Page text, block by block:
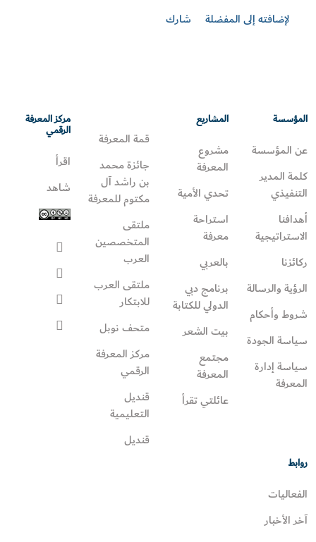
لإضافته إلى المفضلة
شارك
المؤسسة
عن المؤسسة
كلمة المدير
التنفيذي
أهدافنا
الاستراتيجية
ركائزنا
الرؤية والرسالة
شروط وأحكام
سياسة الجودة
سياسة إدارة
المعرفة
المشاريع
مشروع
المعرفة
تحدي الأمية
استراحة
معرفة
بالعربي
برنامج دبي
الدولي للكتابة
بيت الشعر
مجتمع
المعرفة
عائلتي تقرأ‎
قمة المعرفة
جائزة محمد
بن راشد آل
مكتوم للمعرفة
ملتقى
المتخصصين
العرب
ملتقى العرب
للابتكار
متحف نوبل
مركز المعرفة
الرقمي
قنديل
التعليمية
قنديل
مركز المعرفة
الرقمي
اقرأ
شاهد
روابط
الفعاليات
آخر الأخبار